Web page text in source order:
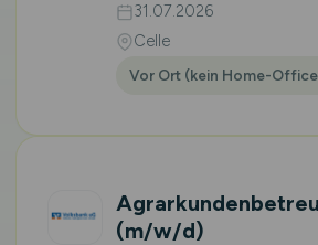
31.07.2026
Celle
Vor Ort (kein Home-
(m/w/d)